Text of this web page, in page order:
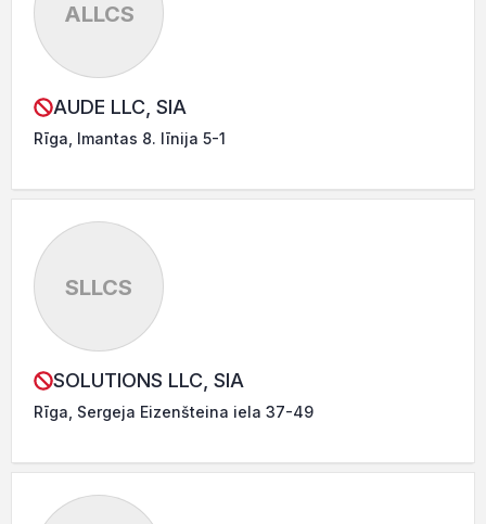
ALLCS
AUDE LLC, SIA
Rīga, Imantas 8. līnija 5-1
SLLCS
SOLUTIONS LLC, SIA
Rīga, Sergeja Eizenšteina iela 37-49